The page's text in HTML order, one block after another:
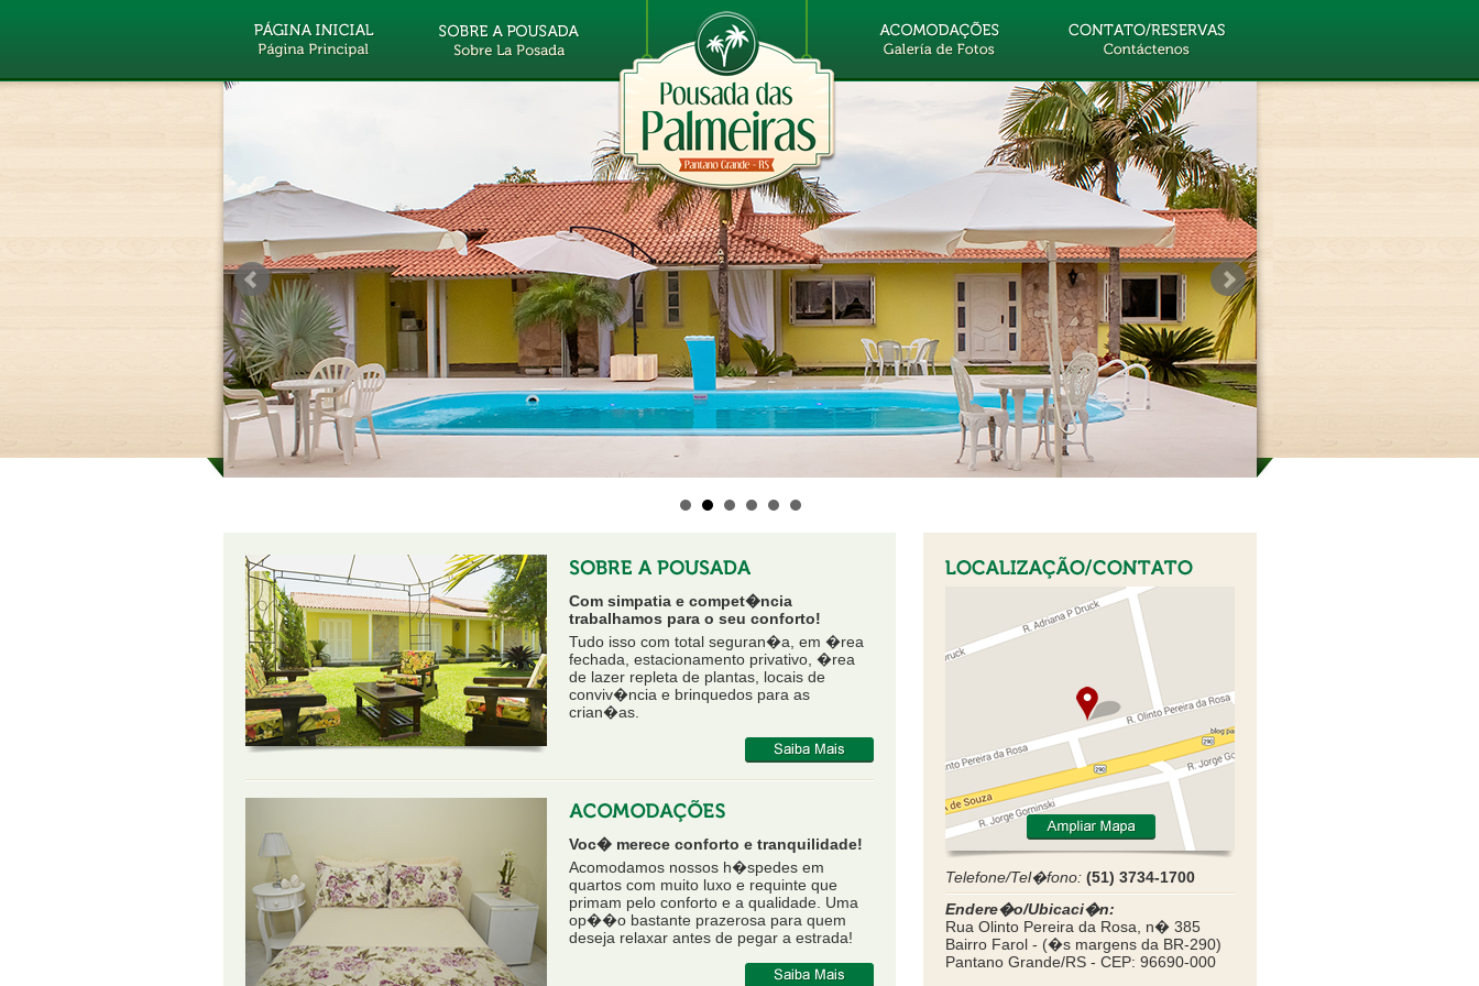
Com simpatia e compet�ncia
trabalhamos para o seu conforto!
Tudo isso com total seguran�a, em �rea
fechada, estacionamento privativo, �rea
de lazer repleta de plantas, locais de
conviv�ncia e brinquedos para as
crian�as.
Voc� merece conforto e tranquilidade!
Acomodamos nossos h�spedes em
quartos com muito luxo e requinte que
primam pelo conforto e a qualidade. Uma
op��o bastante prazerosa para quem
deseja relaxar antes de pegar a estrada!
Telefone/Tel�fono: (51) 3734-1700
Endere�o/Ubicaci�n:
Rua Olinto Pereira da Rosa, n� 385
Bairro Farol - (�s margens da BR-290)
Pantano Grande/RS - CEP: 96690-000